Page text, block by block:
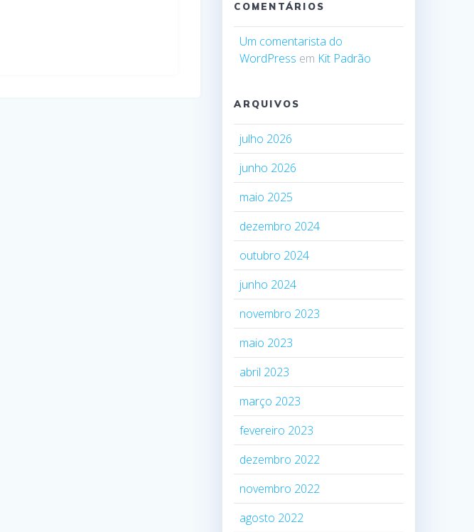
COMENTÁRIOS
Um comentarista do
WordPress em Kit Padrão
ARQUIVOS
julho 2026
junho 2026
maio 2025
dezembro 2024
outubro 2024
junho 2024
novembro 2023
maio 2023
abril 2023
março 2023
fevereiro 2023
dezembro 2022
novembro 2022
agosto 2022